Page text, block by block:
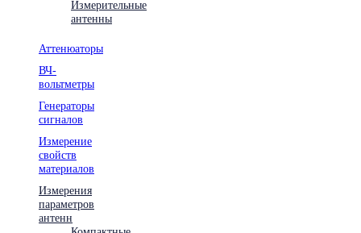
Измерительные
антенны
Аттенюаторы
ВЧ-
вольтметры
Генераторы
сигналов
Измерение
свойств
материалов
Измерения
параметров
антенн